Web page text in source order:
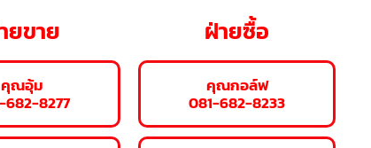
ยขาย
คุณอุ้ม
682-8277
ฝ่ายซื้อ
คุณกอล์ฟ
081-682-8233